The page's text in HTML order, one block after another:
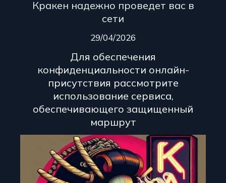
Кракен надежно проведет вас в
сети
29/04/2026
Для обеспечения
конфиденциальности онлайн-
присутствия рассмотрите
использование сервиса,
обеспечивающего защищенный
маршрут